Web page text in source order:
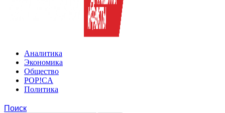
Аналитика
Экономика
Общество
POP!CA
Политика
Поиск